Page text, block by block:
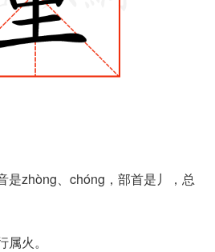
是zhòng、chóng，部首是丿，总
火。